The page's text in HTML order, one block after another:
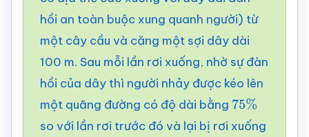
hồi an toàn buộc xung quanh người) từ
một cây cầu và căng một sợi dây dài
100 m. Sau mỗi lần rơi xuống, nhờ sự đàn
hồi của dây thì người nhảy được kéo lên
một quãng đường có độ dài bằng 75%
so với lần rơi trước đó và lại bị rơi xuống